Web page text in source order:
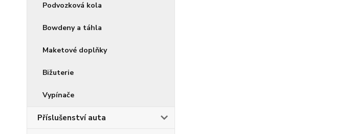
Podvozková kola
Bowdeny a táhla
Maketové doplňky
Bižuterie
Vypínače
Příslušenství auta